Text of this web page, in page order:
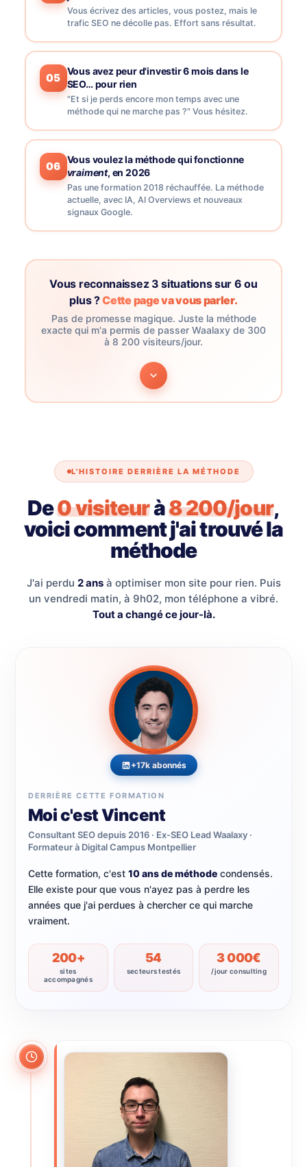
Vous écrivez des articles, vous postez, mais le
trafic SEO ne décolle pas. Effort sans résultat.
05
Vous avez peur d'investir 6 mois dans le
SEO… pour rien
"Et si je perds encore mon temps avec une
méthode qui ne marche pas ?" Vous hésitez.
06
Vous voulez la méthode qui fonctionne
vraiment, en 2026
Pas une formation 2018 réchauffée. La méthode
actuelle, avec IA, AI Overviews et nouveaux
signaux Google.
Vous reconnaissez 3 situations sur 6 ou
plus ?Cette page va vous parler.
Pas de promesse magique. Juste la méthode
exacte qui m'a permis de passer Waalaxy de 300
à 8 200 visiteurs/jour.
L'HISTOIRE DERRIÈRE LA MÉTHODE
De0 visiteurà8 200/jour,
voici comment j'ai trouvé la
méthode
J'ai perdu 2 ansà optimiser mon site pour rien. Puis
un vendredi matin, à 9h02, mon téléphone a vibré.
Tout a changé ce jour-là.
+17k abonnés
DERRIÈRE CETTE FORMATION
Moi c'est Vincent
Consultant SEO depuis 2016 · Ex-SEO Lead Waalaxy ·
Formateur à Digital Campus Montpellier
Cette formation, c'est 10 ans de méthode condensés.
Elle existe pour que vous n'ayez pas à perdre les
années que j'ai perdues à chercher ce qui marche
vraiment.
200+
sites
accompagnés
54
secteurs testés
3 000€
/jour consulting